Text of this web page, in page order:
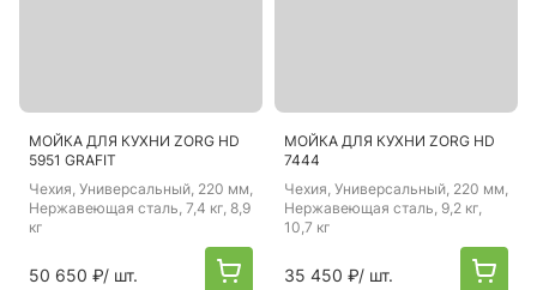
МОЙКА ДЛЯ КУХНИ ZORG HD
5951 GRAFIT
Чехия, Универсальный, 220 мм,
Нержавеющая сталь, 7,4 кг, 8,9
кг
50 650 ₽/ шт.
МОЙКА ДЛЯ КУХНИ ZORG HD
7444
Чехия, Универсальный, 220 мм,
Нержавеющая сталь, 9,2 кг,
10,7 кг
35 450 ₽/ шт.